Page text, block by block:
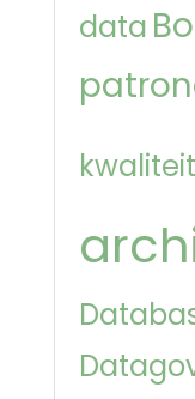
data
kwaliteit